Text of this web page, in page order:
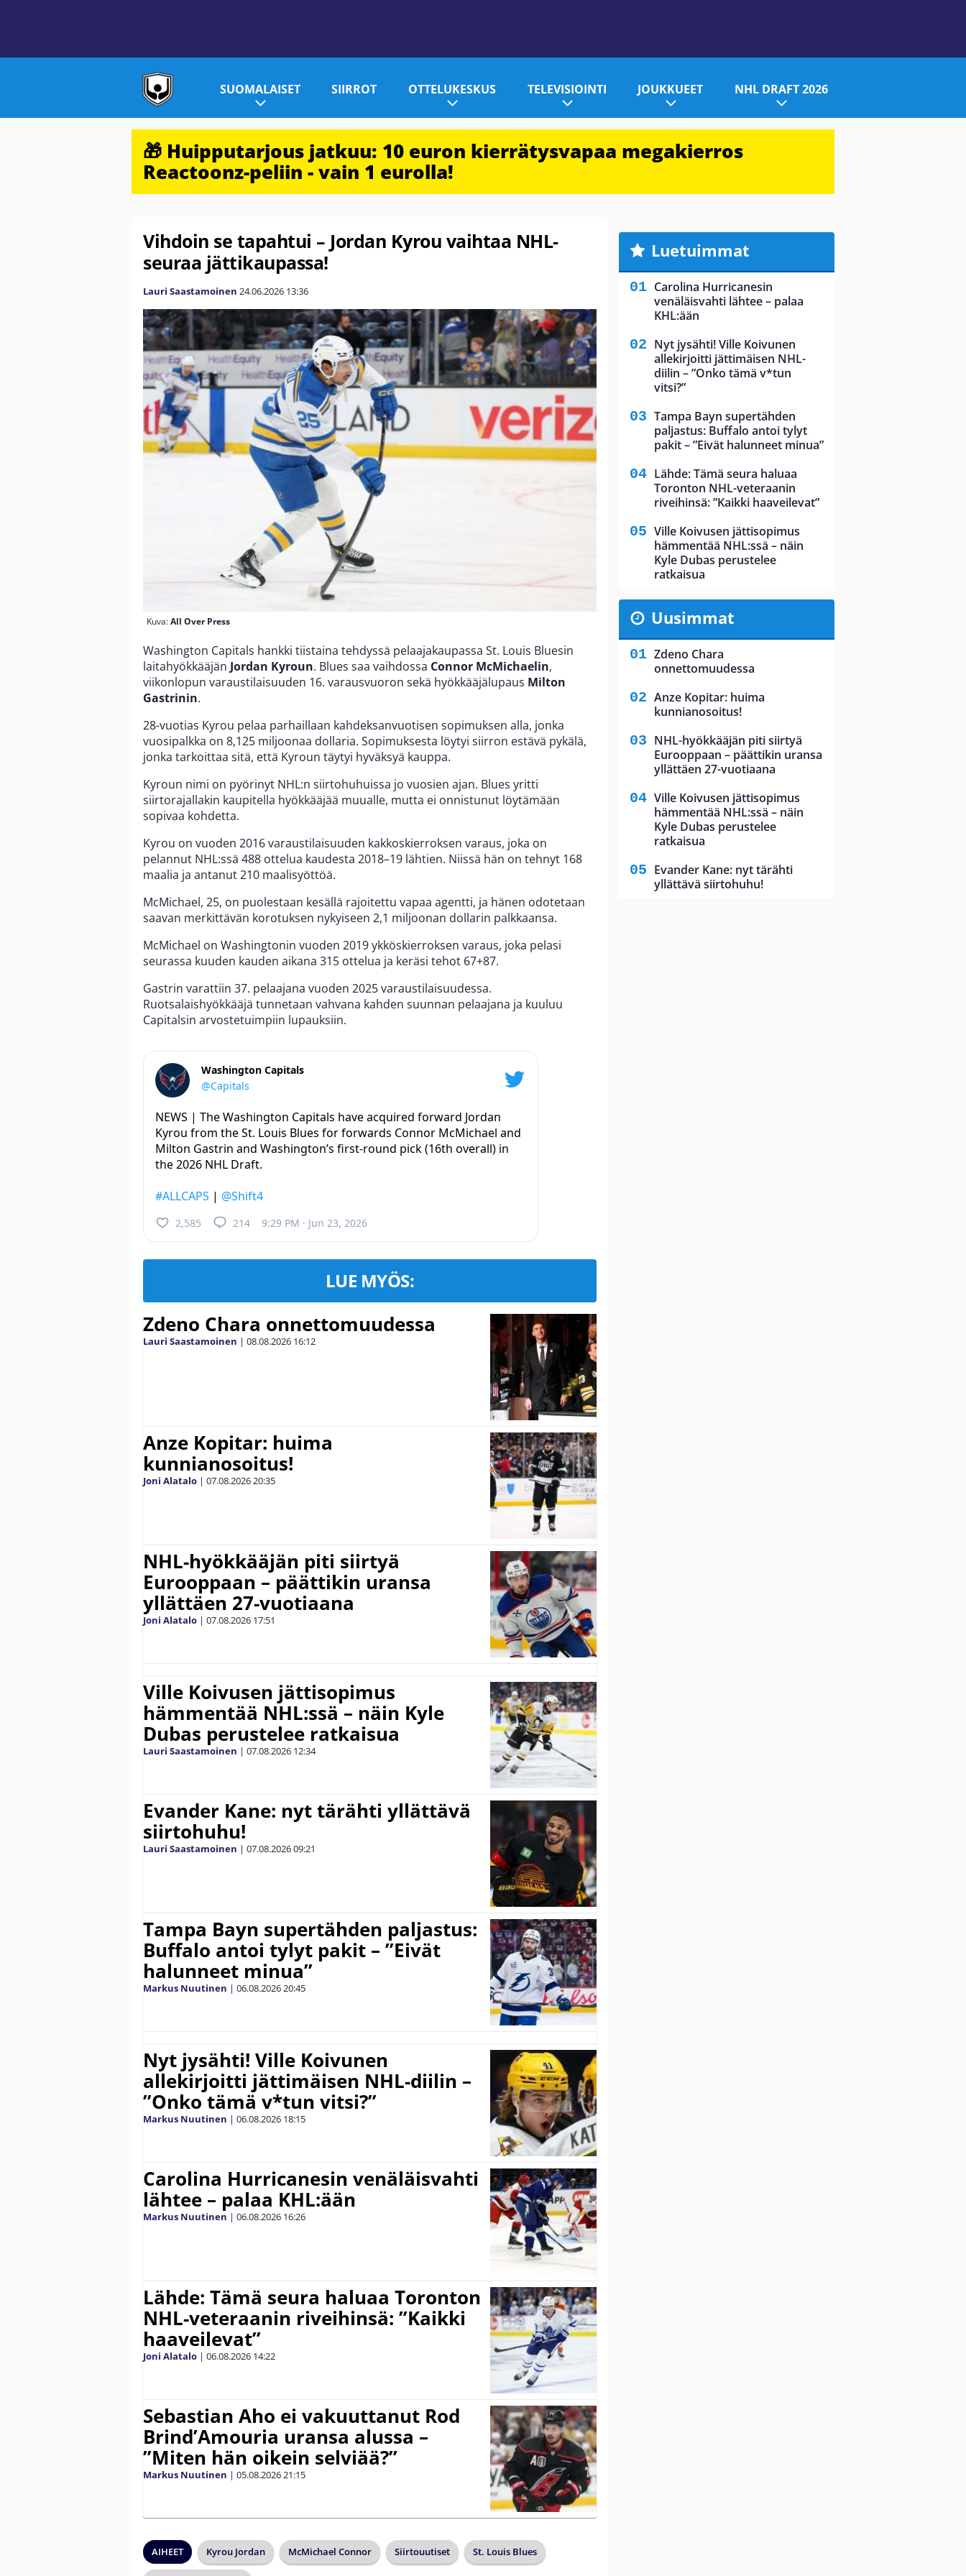
SUOMALAISET SIIRROT OTTELUKESKUS TELEVISIOINTI JOUKKUEET NHL DRAFT 2026
🎁 Huipputarjous jatkuu: 10 euron kierrätysvapaa megakierros
Reactoonz-peliin - vain 1 eurolla!
Vihdoin se tapahtui – Jordan Kyrou vaihtaa NHL-
seuraa jättikaupassa!
Lauri Saastamoinen 24.06.2026 13:36
Kuva:All Over Press
Washington Capitals hankki tiistaina tehdyssä pelaajakaupassa St. Louis Bluesin
laitahyökkääjän Jordan Kyroun. Blues saa vaihdossa Connor McMichaelin,
viikonlopun varaustilaisuuden 16. varausvuoron sekä hyökkääjälupaus Milton
Gastrinin.
28-vuotias Kyrou pelaa parhaillaan kahdeksanvuotisen sopimuksen alla, jonka
vuosipalkka on 8,125 miljoonaa dollaria. Sopimuksesta löytyi siirron estävä pykälä,
jonka tarkoittaa sitä, että Kyroun täytyi hyväksyä kauppa.
Kyroun nimi on pyörinyt NHL:n siirtohuhuissa jo vuosien ajan. Blues yritti
siirtorajallakin kaupitella hyökkääjää muualle, mutta ei onnistunut löytämään
sopivaa kohdetta.
Kyrou on vuoden 2016 varaustilaisuuden kakkoskierroksen varaus, joka on
pelannut NHL:ssä 488 ottelua kaudesta 2018–19 lähtien. Niissä hän on tehnyt 168
maalia ja antanut 210 maalisyöttöä.
McMichael, 25, on puolestaan kesällä rajoitettu vapaa agentti, ja hänen odotetaan
saavan merkittävän korotuksen nykyiseen 2,1 miljoonan dollarin palkkaansa.
McMichael on Washingtonin vuoden 2019 ykköskierroksen varaus, joka pelasi
seurassa kuuden kauden aikana 315 ottelua ja keräsi tehot 67+87.
Gastrin varattiin 37. pelaajana vuoden 2025 varaustilaisuudessa.
Ruotsalaishyökkääjä tunnetaan vahvana kahden suunnan pelaajana ja kuuluu
Capitalsin arvostetuimpiin lupauksiin.
Washington Capitals
@Capitals
NEWS | The Washington Capitals have acquired forward Jordan
Kyrou from the St. Louis Blues for forwards Connor McMichael and
Milton Gastrin and Washington’s first-round pick (16th overall) in
the 2026 NHL Draft.
#ALLCAPS | @Shift4
2,585 214 9:29 PM · Jun 23, 2026
LUE MYÖS:
Zdeno Chara onnettomuudessa
Lauri Saastamoinen | 08.08.2026 16:12
Anze Kopitar: huima
kunnianosoitus!
Joni Alatalo | 07.08.202620:35
NHL-hyökkääjän piti siirtyä
Eurooppaan – päättikin uransa
yllättäen 27-vuotiaana
Joni Alatalo | 07.08.2026 17:51
Ville Koivusen jättisopimus
hämmentää NHL:ssä – näin Kyle
Dubas perustelee ratkaisua
Lauri Saastamoinen | 07.08.2026 12:34
Evander Kane: nyt tärähti yllättävä
siirtohuhu!
Lauri Saastamoinen | 07.08.202609:21
Tampa Bayn supertähden paljastus:
Buffalo antoi tylyt pakit – ”Eivät
halunneet minua”
Markus Nuutinen | 06.08.202620:45
Nyt jysähti! Ville Koivunen
allekirjoitti jättimäisen NHL-diilin –
”Onko tämä v*tun vitsi?”
Markus Nuutinen | 06.08.2026 18:15
Carolina Hurricanesin venäläisvahti
lähtee – palaa KHL:ään
Markus Nuutinen | 06.08.2026 16:26
Lähde: Tämä seura haluaa Toronton
NHL-veteraanin riveihinsä: ”Kaikki
haaveilevat”
Joni Alatalo | 06.08.2026 14:22
Sebastian Aho ei vakuuttanut Rod
Brind’Amouria uransa alussa –
”Miten hän oikein selviää?”
Markus Nuutinen | 05.08.202621:15
AIHEET Kyrou Jordan McMichael Connor Siirtouutiset St. Louis Blues
Luetuimmat
Carolina Hurricanesin
venäläisvahti lähtee – palaa
KHL:ään
Nyt jysähti! Ville Koivunen
allekirjoitti jättimäisen NHL-
diilin – ”Onko tämä v*tun
vitsi?”
Tampa Bayn supertähden
paljastus: Buffalo antoi tylyt
pakit – ”Eivät halunneet minua”
Lähde: Tämä seura haluaa
Toronton NHL-veteraanin
riveihinsä: ”Kaikki haaveilevat”
Ville Koivusen jättisopimus
hämmentää NHL:ssä – näin
Kyle Dubas perustelee
ratkaisua
Uusimmat
Zdeno Chara
onnettomuudessa
Anze Kopitar: huima
kunnianosoitus!
NHL-hyökkääjän piti siirtyä
Eurooppaan – päättikin uransa
yllättäen 27-vuotiaana
Ville Koivusen jättisopimus
hämmentää NHL:ssä – näin
Kyle Dubas perustelee
ratkaisua
Evander Kane: nyt tärähti
yllättävä siirtohuhu!